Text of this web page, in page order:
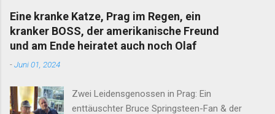
Eine kranke Katze, Prag im Regen, ein
kranker BOSS, der amerikanische Freund
und am Ende heiratet auch noch Olaf
-Juni 01, 2024
Zwei Leidensgenossen in Prag: Ein
enttäuschter Bruce Springsteen-Fan & der